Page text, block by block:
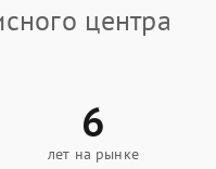
центра
6
лет на рынке